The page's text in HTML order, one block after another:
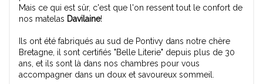
Mais ce qui est sûr, c'est que l'on ressent tout le confort de
nos matelas Davilaine!
Ils ont été fabriqués au sud de Pontivy dans notre chère
Bretagne, il sont certifiés "Belle Literie" depuis plus de 30
ans, et ils sont là dans nos chambres pour vous
accompagner dans un doux et savoureux sommeil.